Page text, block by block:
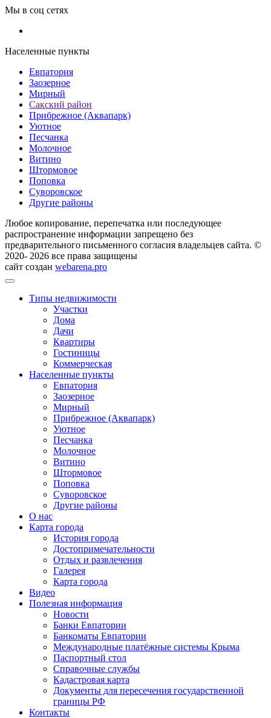
Мы в соц сетях
Населенные пункты
Евпатория
Заозерное
Мирный
Сакский район
Прибрежное (Аквапарк)
Уютное
Песчанка
Молочное
Витино
Штормовое
Поповка
Суворовское
Другие районы
Любое копирование, перепечатка или последующее
распространение информации запрещено без
предварительного письменного согласия владельцев сайта. ©
2020- 2026 все права защищены
сайт создан webarena.pro
Типы недвижимости
Участки
Дома
Дачи
Квартиры
Гостиницы
Коммерческая
Населенные пункты
Евпатория
Заозерное
Мирный
Прибрежное (Аквапарк)
Уютное
Песчанка
Молочное
Витино
Штормовое
Поповка
Суворовское
Другие районы
О нас
Карта города
История города
Достопримечательности
Отдых и развлечения
Галерея
Карта города
Видео
Полезная информация
Новости
Банки Евпатории
Банкоматы Евпатории
Международные платёжные системы Крыма
Паспортный стол
Справочные службы
Кадастровая карта
Документы для пересечения государственной
границы РФ
Контакты